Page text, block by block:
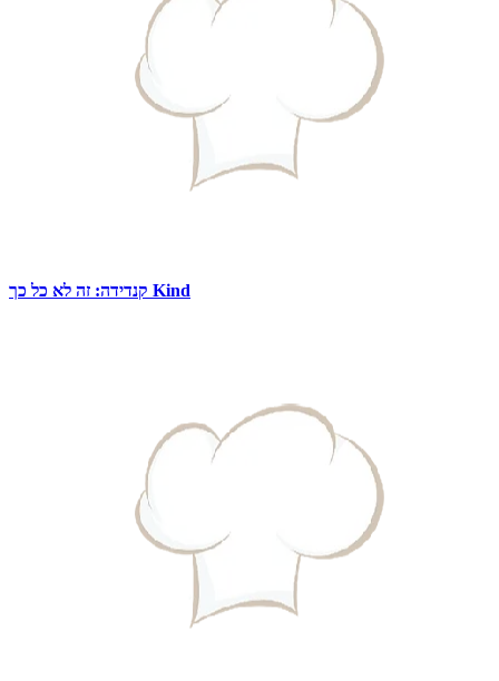
קנדידה: זה לא כל כך Kind